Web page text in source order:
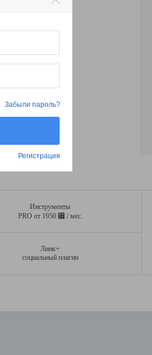
Инструменты
PRO от 1950 ⃏ / мес.
Линк+
социальный плагин
Регистрация
Забыли пароль?